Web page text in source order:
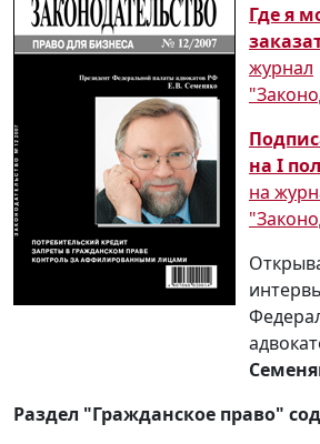
Где я
журнал
на I
на
Раздел "Гражданское право"